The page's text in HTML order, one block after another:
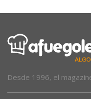
Desde 1996, el